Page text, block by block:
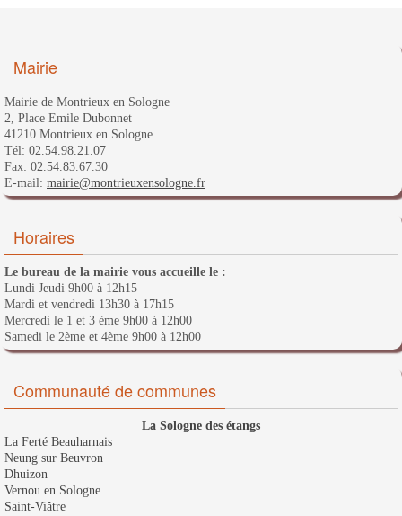
Mairie
Mairie de Montrieux en Sologne
2, Place Emile Dubonnet
41210 Montrieux en Sologne
Tél: 02.54.98.21.07
Fax: 02.54.83.67.30
E-mail: mairie@montrieuxensologne.fr
Horaires
Le bureau de la mairie vous accueille le :
Lundi Jeudi 9h00 à 12h15
Mardi et vendredi 13h30 à 17h15
Mercredi le 1 et 3 ème 9h00 à 12h00
Samedi le 2ème et 4ème 9h00 à 12h00
Communauté de communes
La Sologne des étangs
La Ferté Beauharnais
Neung sur Beuvron
Dhuizon
Vernou en Sologne
Saint-Viâtre